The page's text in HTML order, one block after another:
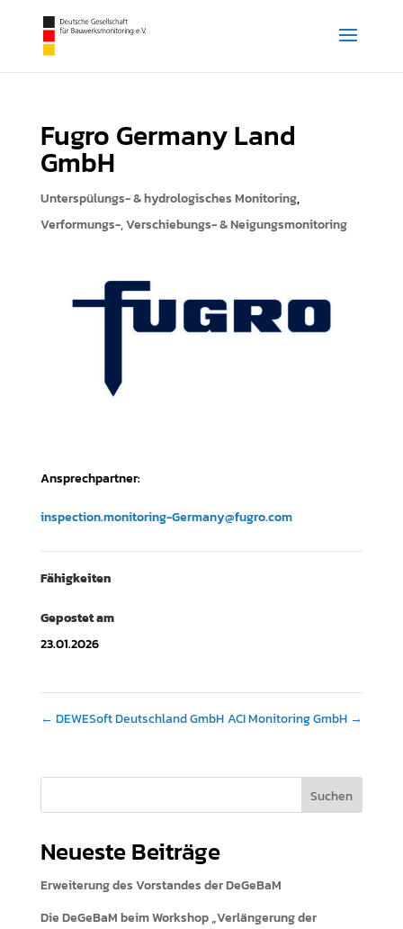
Fugro Germany Land
GmbH
Unterspülungs- & hydrologisches Monitoring,
Verformungs-, Verschiebungs- & Neigungsmonitoring
Ansprechpartner:
inspection.monitoring-Germany@fugro.com
Fähigkeiten
Gepostet am
23.01.2026
← DEWESoft Deutschland GmbH ACI Monitoring GmbH →
Suchen
Neueste Beiträge
Erweiterung des Vorstandes der DeGeBaM
Die DeGeBaM beim Workshop „Verlängerung der